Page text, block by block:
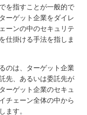
を指すことが一般的で
ーゲット企業をダイレ
ーンの中のセキュリテ
仕掛ける手法を指しま
のは、ターゲット企業
先、あるいは委託先が
ーゲット企業のセキュ
チェーン全体の中から
ます。